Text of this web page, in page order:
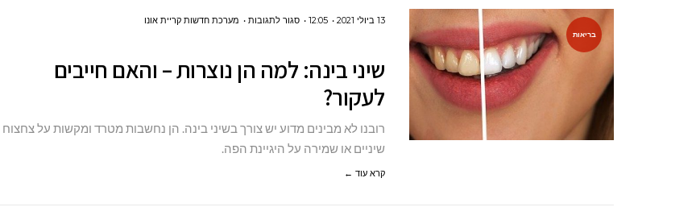
בריאות
13 ביולי 2021 12:05 סגור לתגובותעל
בינה:
נוצרות
–
מערכת חדשות קריית אונו
שיני בינה: למה הן נוצרות – והאם חייבים
לעקור?
רובנו לא מבינים מדוע יש צורך בשיני בינה. הן נחשבות מטרד ומקשות על צחצוח
שיניים או שמירה על היגיינת הפה.
קרא עוד ←